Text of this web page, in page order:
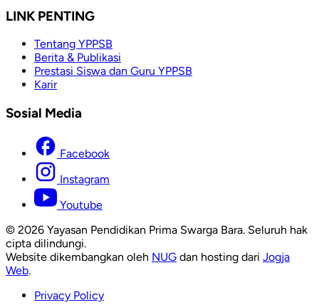
LINK PENTING
Tentang YPPSB
Berita & Publikasi
Prestasi Siswa dan Guru YPPSB
Karir
Sosial Media
Facebook
Instagram
Youtube
© 2026 Yayasan Pendidikan Prima Swarga Bara. Seluruh hak
cipta dilindungi.
Website dikembangkan oleh NUG dan hosting dari Jogja
Web.
Privacy Policy